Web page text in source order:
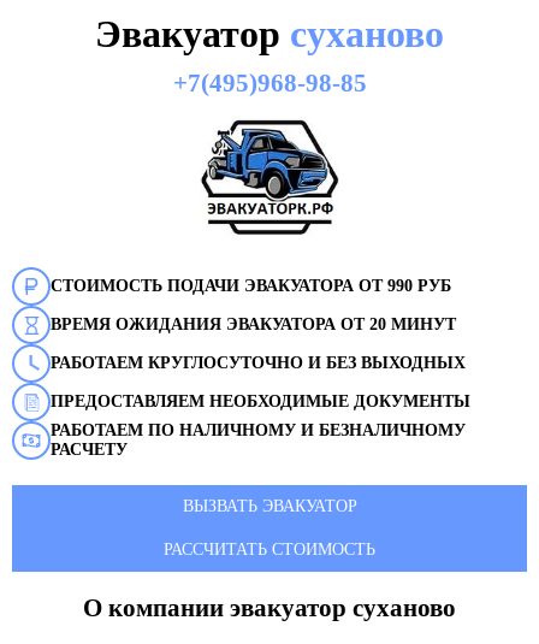
Эвакуатор суханово
+7(495)968-98-85
СТОИМОСТЬ ПОДАЧИ ЭВАКУАТОРА ОТ 990 РУБ
ВРЕМЯ ОЖИДАНИЯ ЭВАКУАТОРА ОТ 20 МИНУТ
РАБОТАЕМ КРУГЛОСУТОЧНО И БЕЗ ВЫХОДНЫХ
ПРЕДОСТАВЛЯЕМ НЕОБХОДИМЫЕ ДОКУМЕНТЫ
РАБОТАЕМ ПО НАЛИЧНОМУ И БЕЗНАЛИЧНОМУ
РАСЧЕТУ
ВЫЗВАТЬ ЭВАКУАТОР
РАССЧИТАТЬ СТОИМОСТЬ
О компании эвакуатор суханово